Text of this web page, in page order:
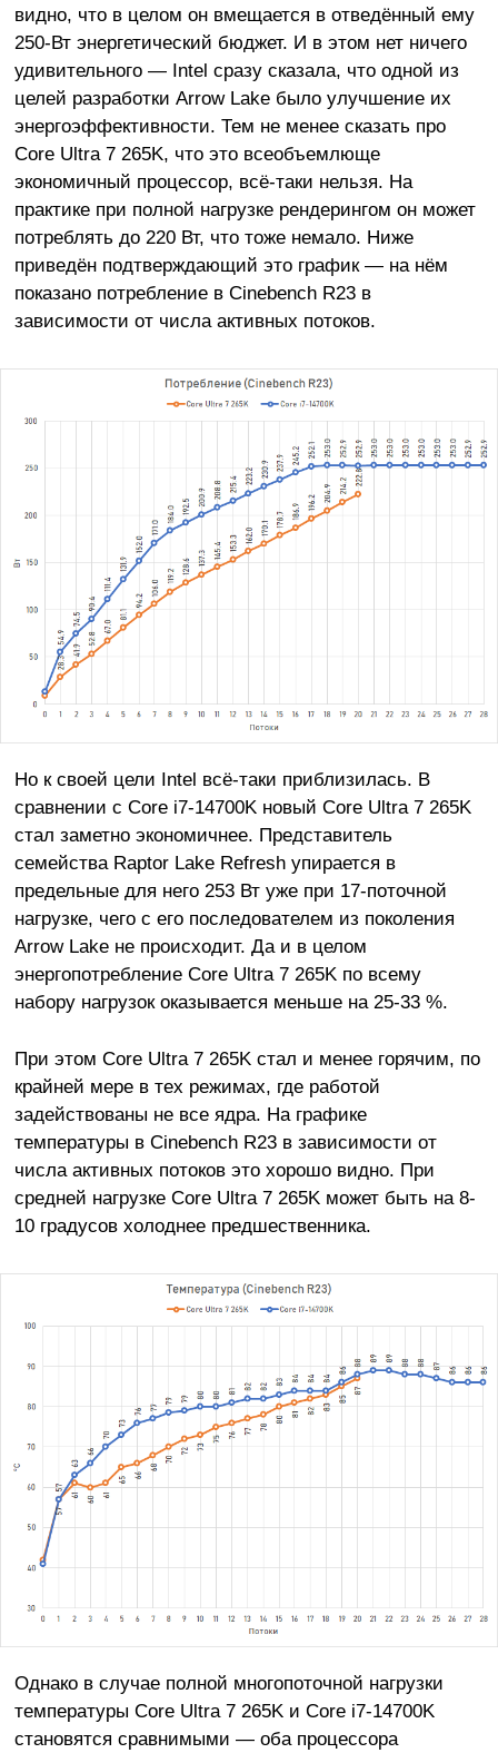
видно, что в целом он вмещается в отведённый ему
250-Вт энергетический бюджет. И в этом нет ничего
удивительного — Intel сразу сказала, что одной из
целей разработки Arrow Lake было улучшение их
энергоэффективности. Тем не менее сказать про
Core Ultra 7 265K, что это всеобъемлюще
экономичный процессор, всё-таки нельзя. На
практике при полной нагрузке рендерингом он может
потреблять до 220 Вт, что тоже немало. Ниже
приведён подтверждающий это график — на нём
показано потребление в Cinebench R23 в
зависимости от числа активных потоков.
Но к своей цели Intel всё-таки приблизилась. В
сравнении с Core i7-14700K новый Core Ultra 7 265K
стал заметно экономичнее. Представитель
семейства Raptor Lake Refresh упирается в
предельные для него 253 Вт уже при 17-поточной
нагрузке, чего с его последователем из поколения
Arrow Lake не происходит. Да и в целом
энергопотребление Core Ultra 7 265K по всему
набору нагрузок оказывается меньше на 25-33 %.
При этом Core Ultra 7 265K стал и менее горячим, по
крайней мере в тех режимах, где работой
задействованы не все ядра. На графике
температуры в Cinebench R23 в зависимости от
числа активных потоков это хорошо видно. При
средней нагрузке Core Ultra 7 265K может быть на 8-
10 градусов холоднее предшественника.
Однако в случае полной многопоточной нагрузки
температуры Core Ultra 7 265K и Core i7-14700K
становятся сравнимыми — оба процессора